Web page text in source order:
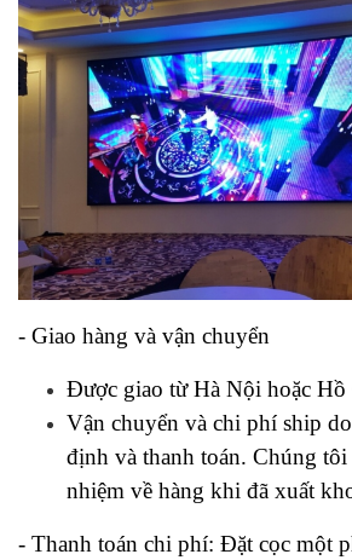
- Giao hàng và vận chuyển
Được giao từ Hà Nội hoặc
Vận chuyển và chi phí ship
định và thanh toán. Chúng
nhiệm về hàng khi đã xuất
- Thanh toán chi phí: Đặt cọc một